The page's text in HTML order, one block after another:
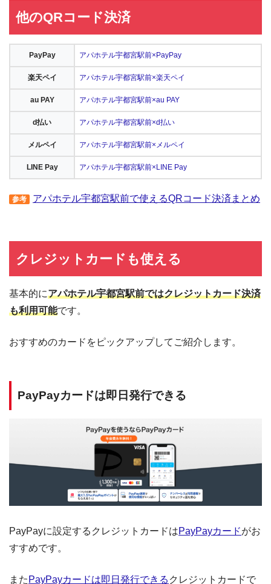
他のQRコード決済
PayPay アパホテル宇都宮駅前×PayPay
楽天ペイ アパホテル宇都宮駅前×楽天ペイ
au PAY アパホテル宇都宮駅前×au PAY
d払い アパホテル宇都宮駅前×d払い
メルペイ アパホテル宇都宮駅前×メルペイ
LINE Pay アパホテル宇都宮駅前×LINE Pay
参考 アパホテル宇都宮駅前で使えるQRコード決済まとめ
クレジットカードも使える
基本的にアパホテル宇都宮駅前ではクレジットカード決済
も利用可能です。
おすすめのカードをピックアップしてご紹介します。
PayPayカードは即日発行できる
PayPayに設定するクレジットカードはPayPayカードがお
すすめです。
また PayPayカードは即日発行できる クレジットカードで